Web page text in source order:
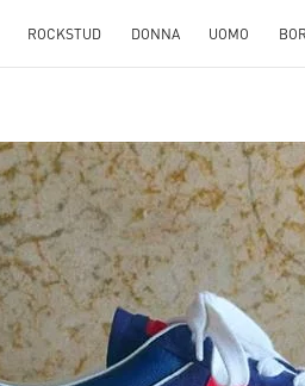
ROCKSTUD DONNA UOMO